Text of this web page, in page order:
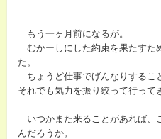
もう一ヶ月前になるが。
むかーしにした約束を果たすた
た。
ちょうど仕事でげんなりするこ
それでも気力を振り絞って行って
いつかまた来ることがあれば、
んだろうか。